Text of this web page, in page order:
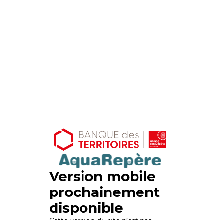
Version mobile
prochainement
disponible